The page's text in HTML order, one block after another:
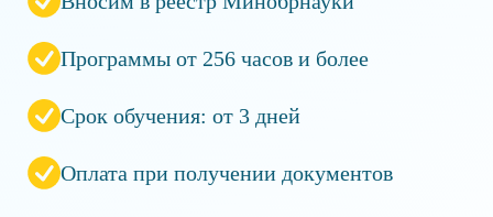
Программы от 256 часов и более
Срок обучения: от 3 дней
Оплата при получении документов